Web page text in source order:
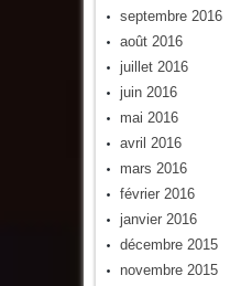
septembre 2016
août 2016
juillet 2016
juin 2016
mai 2016
avril 2016
mars 2016
février 2016
janvier 2016
décembre 2015
novembre 2015